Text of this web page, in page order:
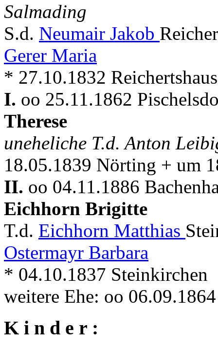
Salmading
S.d. Neumair Jakob
Gerer Maria
* 27.10.1832
I. oo 25.11.1862
Therese
uneheliche T.d. Anton
18.05.1839 Nörting + um
II. oo 04.11.1886
Eichhorn Brigitte
T.d. Eichhorn Matthias
Ostermayr Barbara
* 04.10.1837 Steinkirchen
weitere Ehe: oo
K i n d e r :